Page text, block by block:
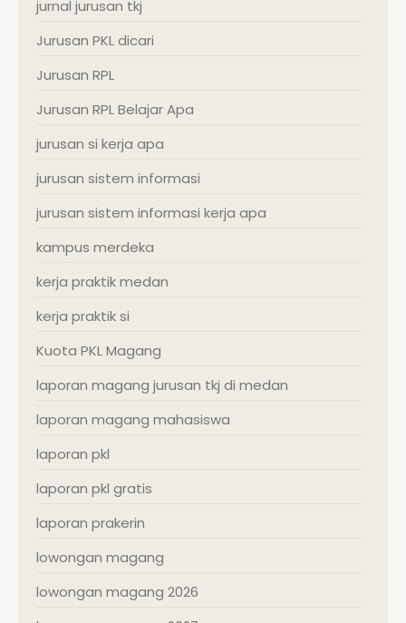
jurnal jurusan tkj
Jurusan PKL dicari
Jurusan RPL
Jurusan RPL Belajar Apa
jurusan si kerja apa
jurusan sistem informasi
jurusan sistem informasi kerja apa
kampus merdeka
kerja praktik medan
kerja praktik si
Kuota PKL Magang
laporan magang jurusan tkj di medan
laporan magang mahasiswa
laporan pkl
laporan pkl gratis
laporan prakerin
lowongan magang
lowongan magang 2026